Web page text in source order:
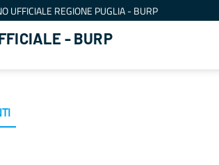
UFFICIALE REGIONE PUGLIA - BURP
- BURP